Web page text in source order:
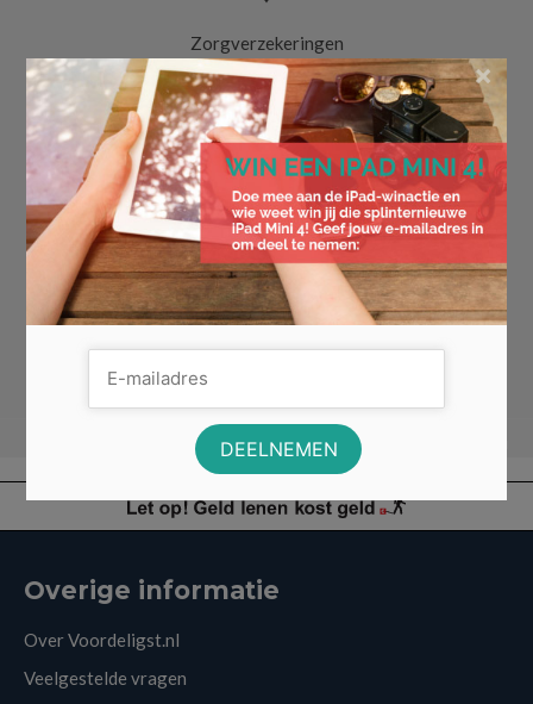
Zorgverzekeringen
Reisverzekeringen
Uitvaartverzekering
Overige informatie
Over Voordeligst.nl
Veelgestelde vragen
×